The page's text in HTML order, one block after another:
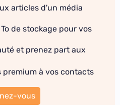
articles d'un média
de stockage pour vos
et prenez part aux
premium à vos contacts
vous